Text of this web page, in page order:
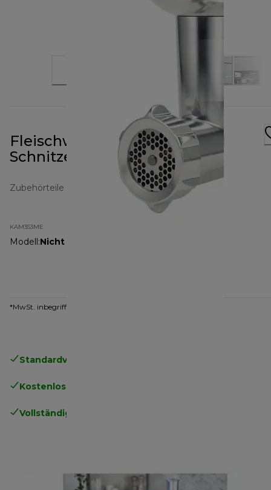
Fleischwolf, Zitruspresse und
Schnitzelwerk KAM353ME
Zubehörteile Chef
KAM353ME
Modell:Nicht angegeben
*MwSt. inbegriffen
Standardversand kostenlos
Kostenlose Rücksendungen
Vollständige Herstellergarantie